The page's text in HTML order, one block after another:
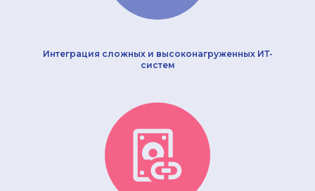
Интеграция сложных и высоконагруженных ИТ-
систем